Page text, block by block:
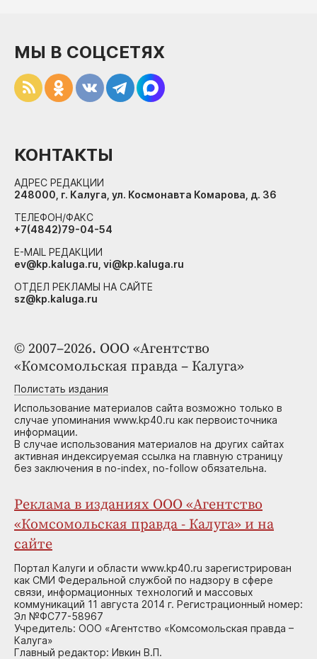
© 2007–2026. ООО «Агентство
«Комсомольская правда – Калуга»
Полистать издания
Использование материалов сайта возможно только в
случае упоминания www.kp40.ru как первоисточника
информации.
В случае использования материалов на других сайтах
активная индексируемая ссылка на главную страницу
без заключения в no-index, no-follow обязательна.
Реклама в изданиях ООО «Агентство
«Комсомольская правда - Калуга» и на
сайте
Портал Калуги и области www.kp40.ru зарегистрирован
как СМИ Федеральной службой по надзору в сфере
связи, информационных технологий и массовых
коммуникаций 11 августа 2014 г. Регистрационный номер:
Эл №ФС77-58967
Учредитель: ООО «Агентство «Комсомольская правда –
Калуга»
Главный редактор: Ивкин В.П.
МЫ В СОЦСЕТЯХ
КОНТАКТЫ
АДРЕС РЕДАКЦИИ
248000, г. Калуга, ул. Космонавта Комарова, д. 36
ТЕЛЕФОН/ФАКС
+7(4842)79-04-54
E-MAIL РЕДАКЦИИ
ev@kp.kaluga.ru, vi@kp.kaluga.ru
ОТДЕЛ РЕКЛАМЫ НА САЙТЕ
sz@kp.kaluga.ru